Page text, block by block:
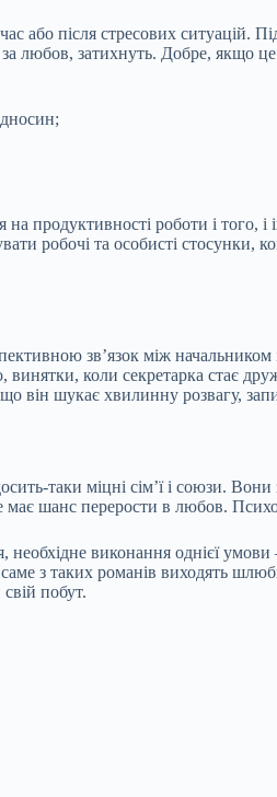
або після стресових ситуацій.
любов, затихнуть. Добре, якщо
продуктивності роботи і того,
робочі та особисті стосунки,
зв’язок між
винятки, коли секретарка стає
він шукає хвилинну розвагу,
таки міцні сім’ї і союзи.
має шанс перерости в любов.
виконання однієї
з таких романів виходять
побут.